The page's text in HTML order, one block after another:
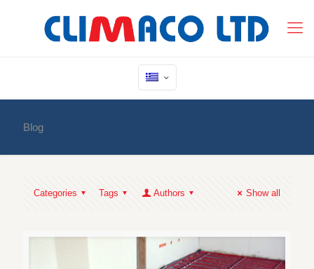
Blog
Categories Tags Authors Show all